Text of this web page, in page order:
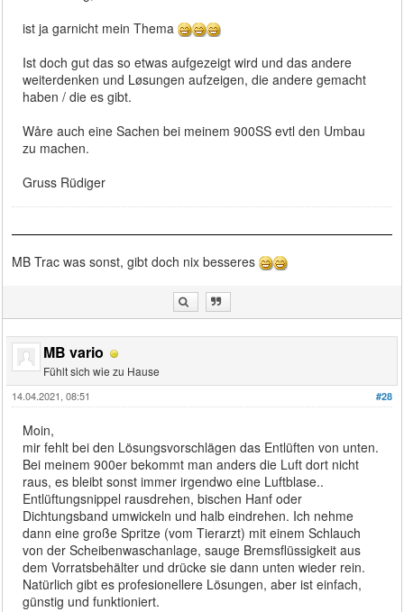
ist ja garnicht mein Thema
Ist doch gut das so etwas aufgezeigt wird und das andere
weiterdenken und Løsungen aufzeigen, die andere gemacht
haben / die es gibt.
Wåre auch eine Sachen bei meinem 900SS evtl den Umbau
zu machen.
Gruss Rüdiger
MB Trac was sonst, gibt doch nix besseres
MB vario
Fühlt sich wie zu Hause
#28
14.04.2021, 08:51
Moin,
mir fehlt bei den Lösungsvorschlägen das Entlüften von unten.
Bei meinem 900er bekommt man anders die Luft dort nicht
raus, es bleibt sonst immer irgendwo eine Luftblase..
Entlüftungsnippel rausdrehen, bischen Hanf oder
Dichtungsband umwickeln und halb eindrehen. Ich nehme
dann eine große Spritze (vom Tierarzt) mit einem Schlauch
von der Scheibenwaschanlage, sauge Bremsflüssigkeit aus
dem Vorratsbehälter und drücke sie dann unten wieder rein.
Natürlich gibt es profesionellere Lösungen, aber ist einfach,
günstig und funktioniert.